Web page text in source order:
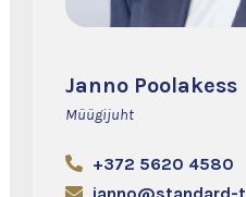
Janno Poolakess
Müügijuht
+372 5620 4580
janno@standard-